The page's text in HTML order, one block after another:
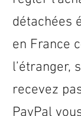
détachées
en France
l’étranger,
recevez
PayPal